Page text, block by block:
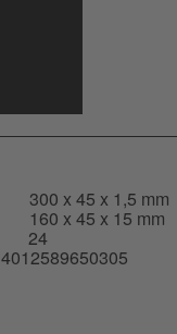
300 x 45 x 1,5 mm
160 x 45 x 15 mm
24
4012589650305